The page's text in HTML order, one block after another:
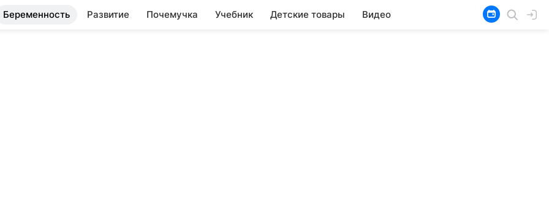
Беременность Развитие Почемучка Учебник Детские товары Видео